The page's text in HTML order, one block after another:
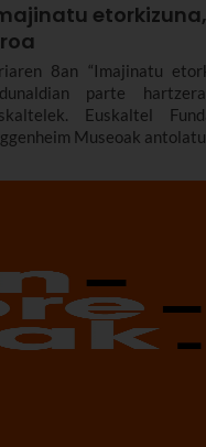
8an “Imajinatu
parte
Euskaltel
Museoak